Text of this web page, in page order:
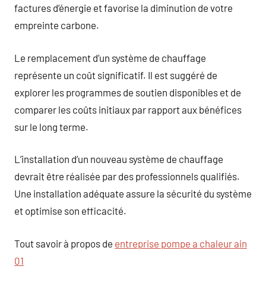
factures d’énergie et favorise la diminution de votre
empreinte carbone.
Le remplacement d’un système de chauffage
représente un coût significatif. Il est suggéré de
explorer les programmes de soutien disponibles et de
comparer les coûts initiaux par rapport aux bénéfices
sur le long terme.
L’installation d’un nouveau système de chauffage
devrait être réalisée par des professionnels qualifiés.
Une installation adéquate assure la sécurité du système
et optimise son efficacité.
Tout savoir à propos de entreprise pompe a chaleur ain
01